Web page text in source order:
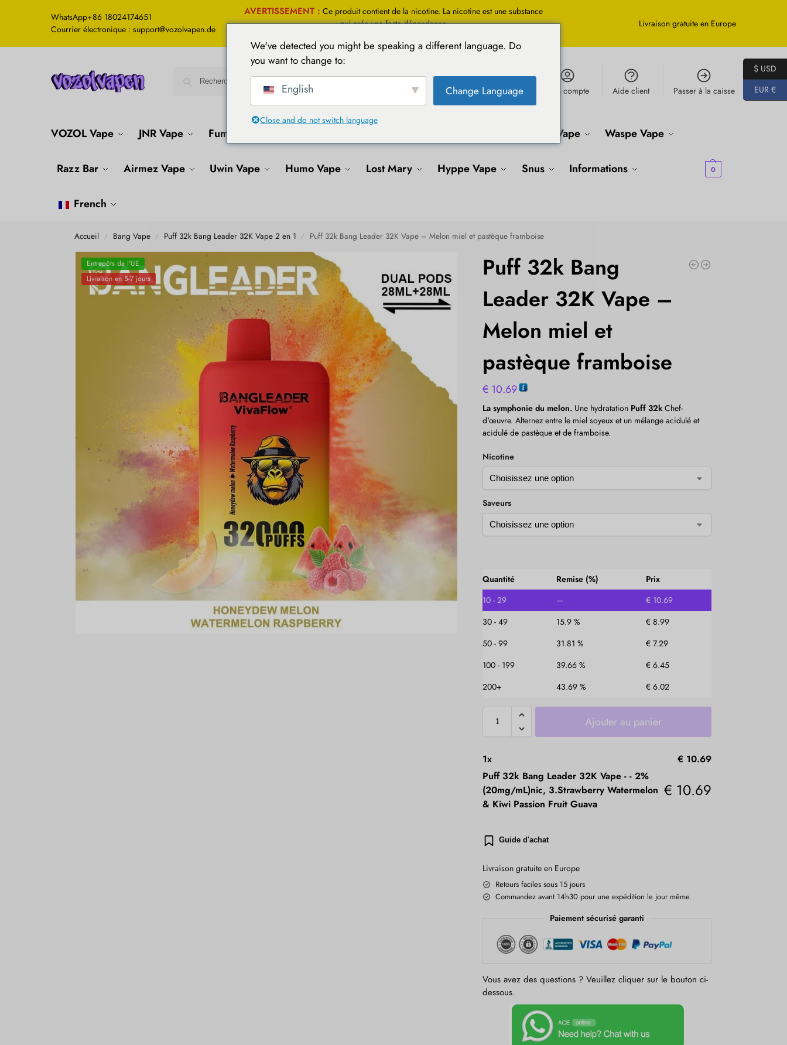
WhatsApp+86 18024174651
Courrier électronique : support@vozolvapen.de
AVERTISSEMENT : Ce produit contient de la nicotine. La nicotine est une substance
qui crée une forte dépendance.
Livraison gratuite en Europe
Mon compte Aide client Passer à la caisse
VOZOL Vape JNR Vape Fumot Vape Hifancy Vape Waspe Vape
Razz Bar Airmez Vape Uwin Vape Humo Vape Lost Mary Hyppe Vape Snus Informations
French
0
Accueil / Bang Vape / Puff 32k Bang Leader 32K Vape 2 en 1 / Puff 32k Bang Leader 32K Vape – Melon miel et pastèque framboise
Entrepôts de l'UE
Livraison en 5-7 jours
Puff 32k Bang
Leader 32K Vape –
Melon miel et
pastèque framboise
€ 10.69
La symphonie du melon. Une hydratation Puff 32k Chef-
d'œuvre. Alternez entre le miel soyeux et un mélange acidulé et
acidulé de pastèque et de framboise.
Nicotine
Saveurs
Quantité Remise (%)
Prix
10 - 29
— € 10.69
30 - 49
15.9 % € 8.99
50 - 99
31.81 % € 7.29
100 - 199
39.66 % € 6.45
200+
43.69 % € 6.02
Ajouter au panier
1x € 10.69
Puff 32k Bang Leader 32K Vape - -2%
(20mg/mL)nic, 3.Strawberry Watermelon
& Kiwi Passion Fruit Guava
€ 10.69
Guide d'achat
Livraison gratuite en Europe
Retours faciles sous 15 jours
Commandez avant 14h30 pour une expédition le jour même
Paiement sécurisé garanti
Vous avez des questions ? Veuillez cliquer sur le bouton ci-
dessous.
$ USD
EUR €
We've detected you might be speaking a different language. Do
you want to change to:
English Change Language
Close and do not switch language